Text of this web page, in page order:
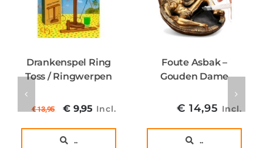
Drankenspel Ring
Toss / Ringwerpen
€13,95
Oorspronkelijke
was:
€ 9,95Huidige
Incl.
..
Foute Asbak –
Gouden Dame
€ 14,95 Incl.
..